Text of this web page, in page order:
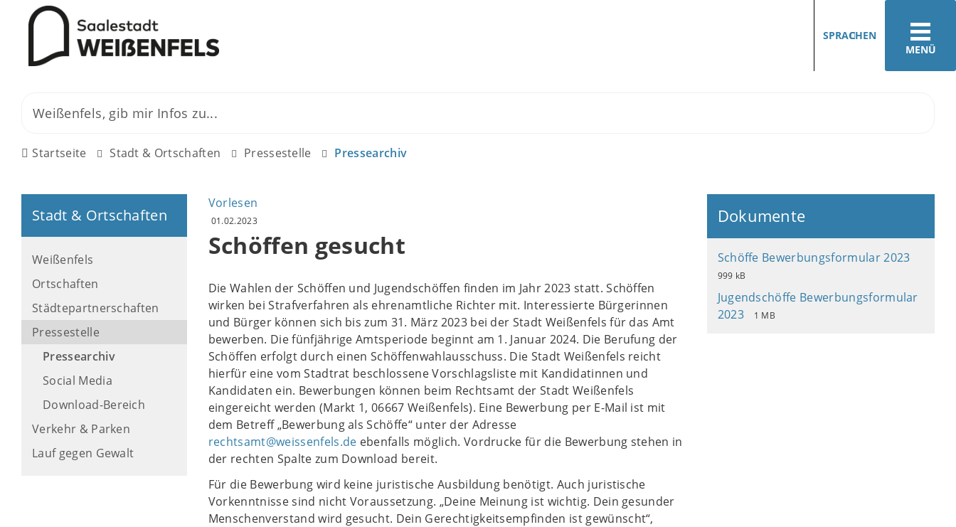
MENÜ
SPRACHEN
Startseite Stadt & Ortschaften Pressestelle Pressearchiv
Stadt & Ortschaften
Weißenfels
Ortschaften
Städtepartnerschaften
Pressestelle
Pressearchiv
Social Media
Download-Bereich
Verkehr & Parken
Lauf gegen Gewalt
Vorlesen
01.02.2023
Schöffen gesucht
Die Wahlen der Schöffen und Jugendschöffen finden im Jahr 2023 statt. Schöffen
wirken bei Strafverfahren als ehrenamtliche Richter mit. Interessierte Bürgerinnen
und Bürger können sich bis zum 31. März 2023 bei der Stadt Weißenfels für das Amt
bewerben. Die fünfjährige Amtsperiode beginnt am 1. Januar 2024. Die Berufung der
Schöffen erfolgt durch einen Schöffenwahlausschuss. Die Stadt Weißenfels reicht
hierfür eine vom Stadtrat beschlossene Vorschlagsliste mit Kandidatinnen und
Kandidaten ein. Bewerbungen können beim Rechtsamt der Stadt Weißenfels
eingereicht werden (Markt 1, 06667 Weißenfels). Eine Bewerbung per E-Mail ist mit
dem Betreff „Bewerbung als Schöffe“ unter der Adresse
rechtsamt@weissenfels.de ebenfalls möglich. Vordrucke für die Bewerbung stehen in
der rechten Spalte zum Download bereit.
Für die Bewerbung wird keine juristische Ausbildung benötigt. Auch juristische
Vorkenntnisse sind nicht Voraussetzung. „Deine Meinung ist wichtig. Dein gesunder
Menschenverstand wird gesucht. Dein Gerechtigkeitsempfinden ist gewünscht“,
Dokumente
Schöffe Bewerbungsformular 2023
999 kB
Jugendschöffe Bewerbungsformular
2023
1 MB